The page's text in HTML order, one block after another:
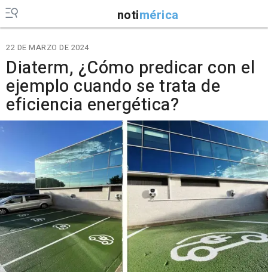
notimérica
22 DE MARZO DE 2024
Diaterm, ¿Cómo predicar con el
ejemplo cuando se trata de
eficiencia energética?